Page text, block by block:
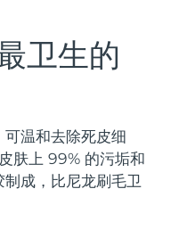
卫生的
温和去除死皮细
肤上 99% 的污垢和
成，比尼龙刷毛卫
预计送达日期 8/10/26
预计送达日期 8/10/26
预计送达日期 8/16/26